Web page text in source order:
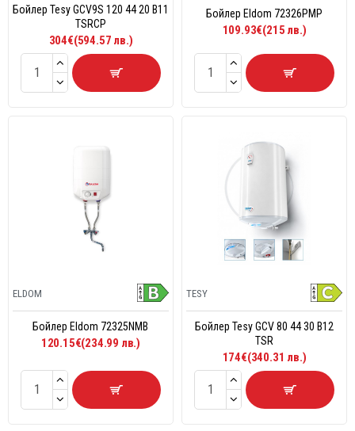
Бойлер Tesy GCV9S 120 44 20 B11
TSRCP
304€(594.57 лв.)
Бойлер Eldom 72326PMP
109.93€(215 лв.)
ELDOM
Бойлер Eldom 72325NMB
120.15€(234.99 лв.)
TESY
Бойлер Tesy GCV 80 44 30 B12
TSR
174€(340.31 лв.)